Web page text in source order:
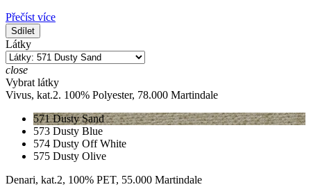
Přečíst více
Sdílet
Látky
close
Vybrat látky
Vivus, kat.2. 100% Polyester, 78.000 Martindale
571 Dusty Sand
573 Dusty Blue
574 Dusty Off White
575 Dusty Olive
Denari, kat.2, 100% PET, 55.000 Martindale